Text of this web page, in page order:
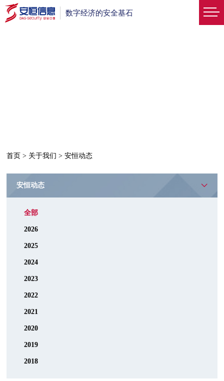
数字经济的安全基石
首页 > 关于我们 >安恒动态
安恒动态
全部
2026
2025
2024
2023
2022
2021
2020
2019
2018